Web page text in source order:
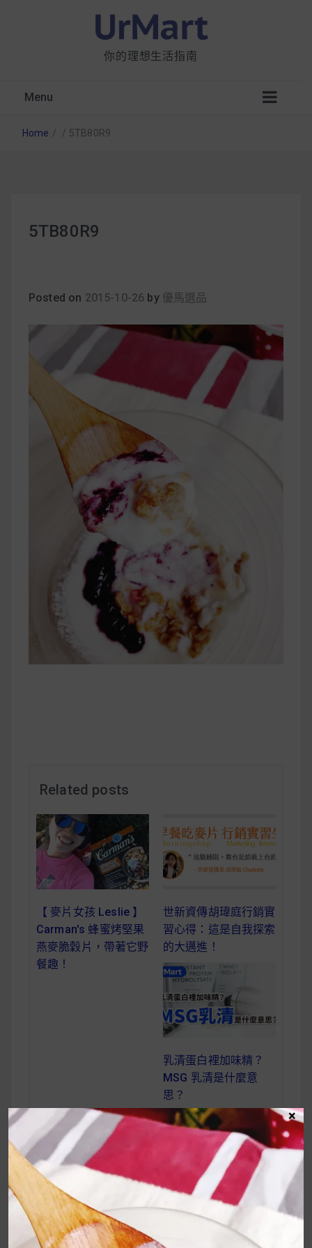
你的理想生活指南
Menu
析：成分、營養價值及其優缺點
健身重訓菜單
運動健身飲食建議
2020 年最新蛋白粉終極指南，讓你一次搞
清楚！
七大經典健身疑問，不要再被這些問題困擾
啦！
減醣食材推薦
蔬食純素餐廳推薦
Home / / 5TB80R9
5TB80R9
Posted on 2015-10-26 by 優馬選品
Related posts
【 麥片女孩 Leslie 】
Carman's 蜂蜜烤堅果
燕麥脆穀片，帶著它野
餐趣！
世新資傳胡瑋庭行銷實
習心得：這是自我探索
的大邁進！
乳清蛋白裡加味精？
MSG 乳清是什麼意
思？
文
章
導
【麥片女孩 Pony】
Girls only !!! 女孩專
屬粉紅夢幻滋味！讓
酸甜的草莓麥片開啟
×